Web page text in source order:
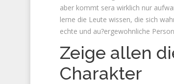
aber kommt sera wirklich nur
lerne die Leute wissen, die sich
echte und au?ergewohnliche
Zeige allen
Charakter